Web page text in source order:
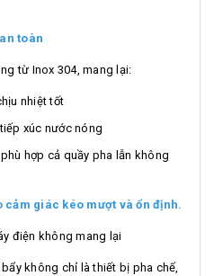
toàn
từ Inox 304, mang lại:
nhiệt tốt
xúc nước nóng
hợp cả quầy pha lẫn không
giác kéo mượt và ổn định.
điện không mang lại
không chỉ là thiết bị pha chế,